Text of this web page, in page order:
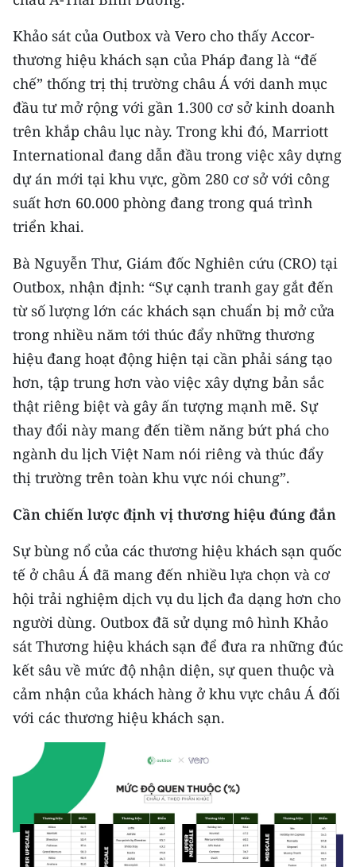
Khảo sát của Outbox và Vero cho thấy Accor-
thương hiệu khách sạn của Pháp đang là “đế
chế” thống trị thị trường châu Á với danh mục
đầu tư mở rộng với gần 1.300 cơ sở kinh doanh
trên khắp châu lục này. Trong khi đó, Marriott
International đang dẫn đầu trong việc xây dựng
dự án mới tại khu vực, gồm 280 cơ sở với công
suất hơn 60.000 phòng đang trong quá trình
triển khai.
Bà Nguyễn Thư, Giám đốc Nghiên cứu (CRO) tại
Outbox, nhận định: “Sự cạnh tranh gay gắt đến
từ số lượng lớn các khách sạn chuẩn bị mở cửa
trong nhiều năm tới thúc đẩy những thương
hiệu đang hoạt động hiện tại cần phải sáng tạo
hơn, tập trung hơn vào việc xây dựng bản sắc
thật riêng biệt và gây ấn tượng mạnh mẽ. Sự
thay đổi này mang đến tiềm năng bứt phá cho
ngành du lịch Việt Nam nói riêng và thúc đẩy
thị trường trên toàn khu vực nói chung”.
Cần chiến lược định vị thương hiệu đúng đắn
Sự bùng nổ của các thương hiệu khách sạn quốc
tế ở châu Á đã mang đến nhiều lựa chọn và cơ
hội trải nghiệm dịch vụ du lịch đa dạng hơn cho
người dùng. Outbox đã sử dụng mô hình Khảo
sát Thương hiệu khách sạn để đưa ra những đúc
kết sâu về mức độ nhận diện, sự quen thuộc và
cảm nhận của khách hàng ở khu vực châu Á đối
với các thương hiệu khách sạn.